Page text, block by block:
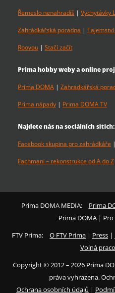
Řemeslo nenahradíš | Vychytávky
Zahrádkářská poradna |
Rooyou | Stačí začít
Prima hobby weby a online
Prima DOMA | Zahrádkářská
Prima nápady | Prima DOMA TV
Najdete nás na sociálních sítích:
Facebook skupina pro zahrádkáře |
Fachmani – rekonstrukce od A do Z
Prima DOMA MEDIA: Prima
Prima DOMA |
FTV Prima:
O FTV Prima | Press |
Volná
Copyright © 2012 – 2026 Prima
práva vyhrazena.
Ochrana osobních údajů |